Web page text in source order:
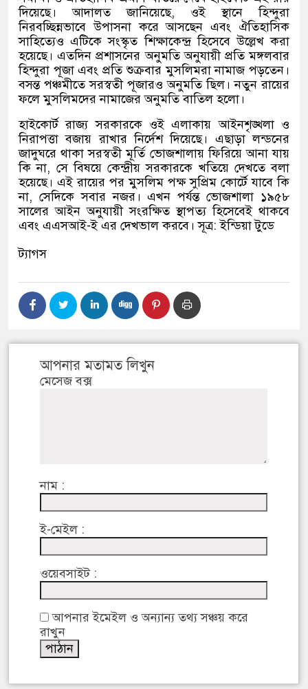
দিয়েছে। আদালত জানিয়েছে, ওই স্থানে হিন্দুরা
নিরবচ্ছিন্নভাবে উপাসনা করে আসছেন এবং ঐতিহাসিক
সাহিত্যেও এটিকে সংস্কৃত শিক্ষাকেন্দ্র হিসেবে উল্লেখ করা
হয়েছে। এতদিন প্রশাসনের অনুমতি অনুযায়ী প্রতি মঙ্গলবার
হিন্দুরা পূজা এবং প্রতি শুক্রবার মুসলিমরা নামাজ পড়তেন।
বসন্ত পঞ্চমীতে সরস্বতী পূজারও অনুমতি ছিল। নতুন রায়ের
ফলে মুসলিমদের নামাজের অনুমতি বাতিল হলো।
হাইকোর্ট রাজ্য সরকারকে ওই এলাকায় আইনশৃঙ্খলা ও
নিরাপত্তা বজায় রাখার নির্দেশ দিয়েছে। এছাড়া লন্ডনের
জাদুঘরে থাকা সরস্বতী মূর্তি ভোজশালায় ফিরিয়ে আনা যায়
কি না, সে বিষয়ে কেন্দ্রীয় সরকারকে খতিয়ে দেখতে বলা
হয়েছে। এই রায়ের পর মুসলিম পক্ষ সুপ্রিম কোর্টে যাবে কি
না, সেদিকে সবার নজর। এখন পর্যন্ত ভোজশালা ১৯৫৮
সালের আইন অনুযায়ী সংরক্ষিত স্থাপত্য হিসেবেই থাকবে
এবং এএসআই-ই এর দেখভাল করবে। সূত্র: ইন্ডিয়া টুডে
ট্যাগস
আপনার মতামত লিখুন
মেসেজ বক্স
নাম :
ই-মেইল :
ওয়েবসাইট :
আপনার ইমেইল ও অন্যান্য তথ্য সঞ্চয় করে
রাখুন